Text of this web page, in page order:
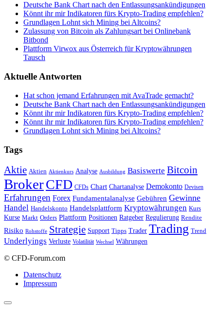
Deutsche Bank Chart nach den Entlassungsankündigungen
Könnt ihr mir Indikatoren fürs Krypto-Trading empfehlen?
Grundlagen Lohnt sich Mining bei Altcoins?
Zulassung von Bitcoin als Zahlungsart bei Onlinebank
Bitbond
Plattform Virwox aus Österreich für Kryptowährungen
Tausch
Aktuelle Antworten
Hat schon jemand Erfahrungen mit AvaTrade gemacht?
Deutsche Bank Chart nach den Entlassungsankündigungen
Könnt ihr mir Indikatoren fürs Krypto-Trading empfehlen?
Könnt ihr mir Indikatoren fürs Krypto-Trading empfehlen?
Grundlagen Lohnt sich Mining bei Altcoins?
Tags
Aktie Aktien Aktienkurs Analyse Ausbildung Basiswerte Bitcoin
BrokerCFD CFDs Chart Chartanalyse Demokonto Devisen
Erfahrungen Forex Fundamentalanalyse Gebühren Gewinne
Handel Handelskonto Handelsplattform Kryptowährungen Kurs
Kurse Markt Orders Plattform Positionen Ratgeber Regulierung Rendite
Risiko Rohstoffe Strategie Support Tipps Trader Trading Trend
Underlyings Verluste Volatilität Wechsel Währungen
© CFD-Forum.com
Datenschutz
Impressum